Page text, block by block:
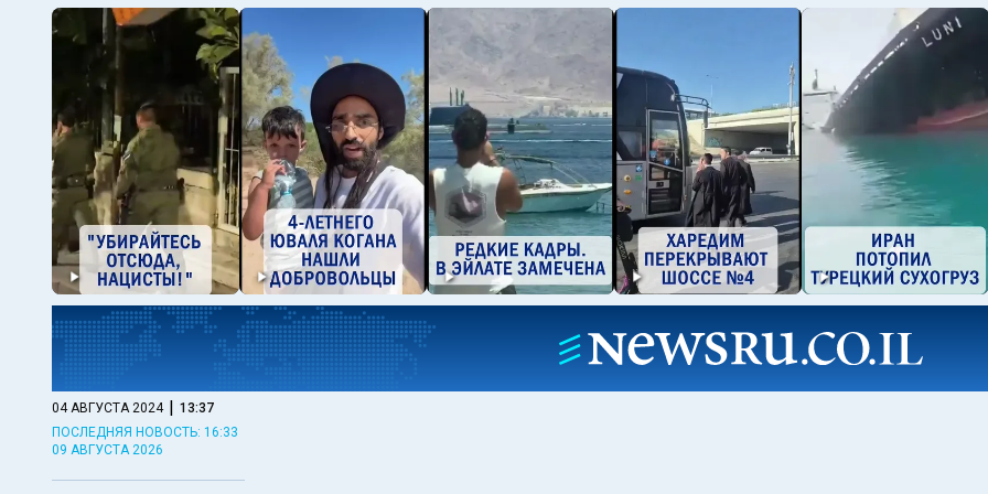
04 АВГУСТА 2024 | 13:37
ПОСЛЕДНЯЯ НОВОСТЬ: 16:33
09 АВГУСТА 2026